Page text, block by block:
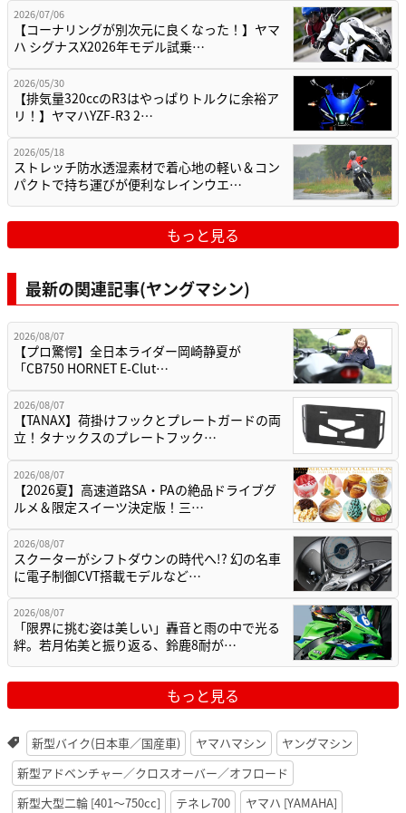
2026/07/06
【コーナリングが別次元に良くなった！】ヤマ
ハ シグナスX2026年モデル試乗…
2026/05/30
【排気量320ccのR3はやっぱりトルクに余裕ア
リ！】ヤマハYZF-R3 2…
2026/05/18
ストレッチ防水透湿素材で着心地の軽い＆コン
パクトで持ち運びが便利なレインウエ…
もっと見る
最新の関連記事(ヤングマシン)
2026/08/07
【プロ驚愕】全日本ライダー岡崎静夏が
「CB750 HORNET E-Clut…
2026/08/07
【TANAX】荷掛けフックとプレートガードの両
立！タナックスのプレートフック…
2026/08/07
【2026夏】高速道路SA・PAの絶品ドライブグ
ルメ＆限定スイーツ決定版！三…
2026/08/07
スクーターがシフトダウンの時代へ!? 幻の名車
に電子制御CVT搭載モデルなど…
2026/08/07
「限界に挑む姿は美しい」轟音と雨の中で光る
絆。若月佑美と振り返る、鈴鹿8耐が…
もっと見る
新型バイク(日本車／国産車) ヤマハマシン
ヤングマシン
新型アドベンチャー／クロスオーバー／オフロード
新型大型二輪 [401〜750cc]
テネレ700 ヤマハ [YAMAHA]